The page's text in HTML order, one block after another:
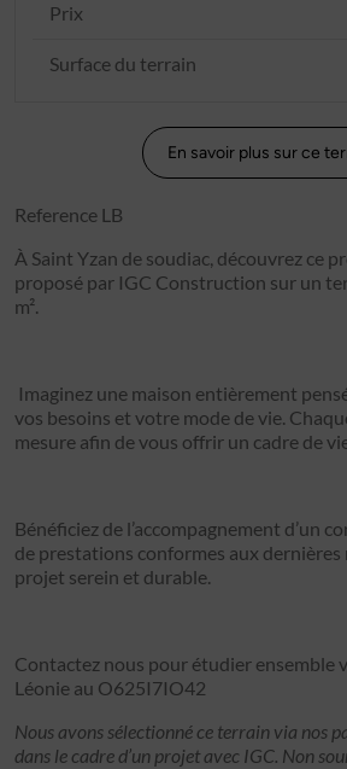
Prix
Surface du terrain
En savoir plus sur ce
Reference LB
À Saint Yzan de soudiac, découvrez ce
proposé par IGC Construction sur un
m².
Imaginez une maison entièrement
vos besoins et votre mode de vie.
mesure afin de vous offrir un cadre de
Bénéficiez de l’accompagnement d’un
de prestations conformes aux dernières
projet serein et durable.
Contactez nous pour étudier ensemble
Léonie au O625I7IO42
Nous avons sélectionné ce terrain via nos
dans le cadre d’un projet avec IGC. Non